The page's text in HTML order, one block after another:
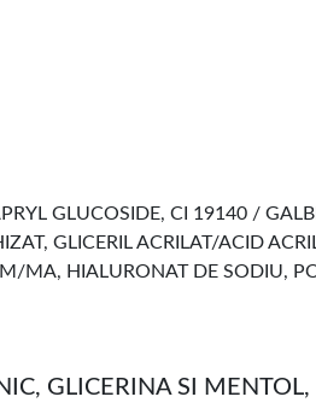
GLUCOSIDE, CI 19140 /
GLICERIL ACRILAT/ACID
MA, HIALURONAT DE SODIU,
GLICERINA SI MENTOL,